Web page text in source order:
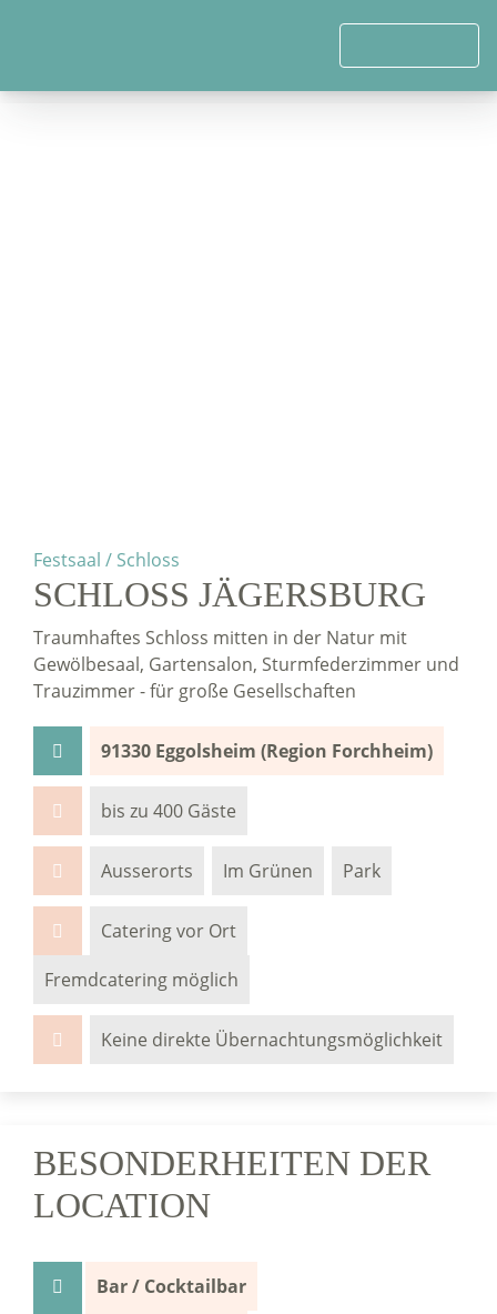
Festsaal / Schloss
SCHLOSS JÄGERSBURG
Traumhaftes Schloss mitten in der Natur mit
Gewölbesaal, Gartensalon, Sturmfederzimmer und
Trauzimmer - für große Gesellschaften
91330 Eggolsheim (Region Forchheim)
bis zu 400 Gäste
Ausserorts Im Grünen Park
Catering vor Ort
Fremdcatering möglich
Keine direkte Übernachtungsmöglichkeit
BESONDERHEITEN DER
LOCATION
Bar / Cocktailbar